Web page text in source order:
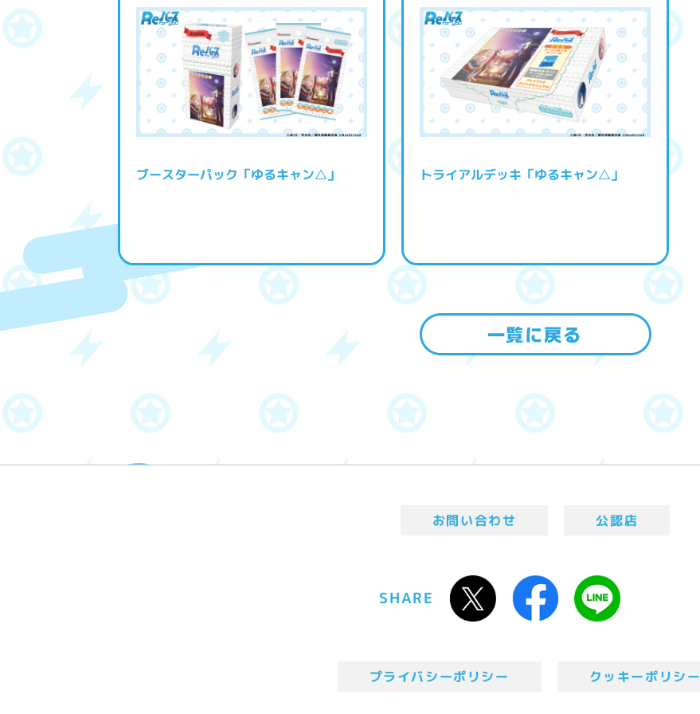
ブースターパック「ゆるキャン△」 トライアルデッキ「ゆるキャン△」
お問い合わせ 公認店
SHARE
プライバシーポリシー クッキーポリシー